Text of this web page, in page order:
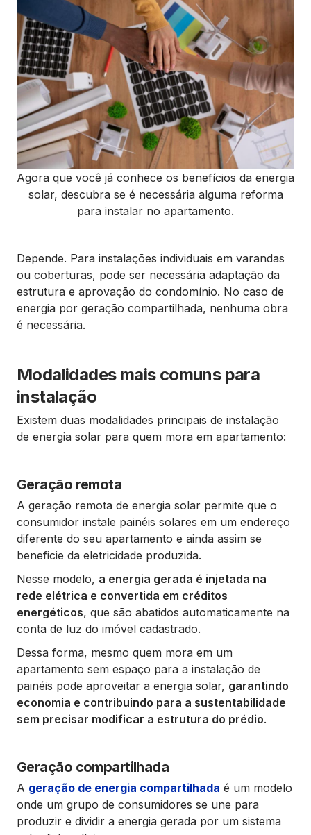
Agora que você já conhece os benefícios da energia
solar, descubra se é necessária alguma reforma
para instalar no apartamento.
Depende. Para instalações individuais em varandas
ou coberturas, pode ser necessária adaptação da
estrutura e aprovação do condomínio. No caso de
energia por geração compartilhada, nenhuma obra
é necessária.
Modalidades mais comuns para
instalação
Existem duas modalidades principais de instalação
de energia solar para quem mora em apartamento:
Geração remota
A geração remota de energia solar permite que o
consumidor instale painéis solares em um endereço
diferente do seu apartamento e ainda assim se
beneficie da eletricidade produzida.
Nesse modelo, a energia gerada é injetada na
rede elétrica e convertida em créditos
energéticos, que são abatidos automaticamente na
conta de luz do imóvel cadastrado.
Dessa forma, mesmo quem mora em um
apartamento sem espaço para a instalação de
painéis pode aproveitar a energia solar, garantindo
economia e contribuindo para a sustentabilidade
sem precisar modificar a estrutura do prédio.
Geração compartilhada
A geração de energia compartilhada é um modelo
onde um grupo de consumidores se une para
produzir e dividir a energia gerada por um sistema